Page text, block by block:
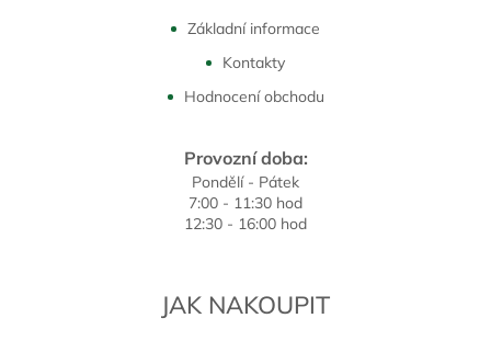
Základní informace
Kontakty
Hodnocení obchodu
Provozní doba:
Pondělí - Pátek
7:00 - 11:30 hod
12:30 - 16:00 hod
JAK NAKOUPIT